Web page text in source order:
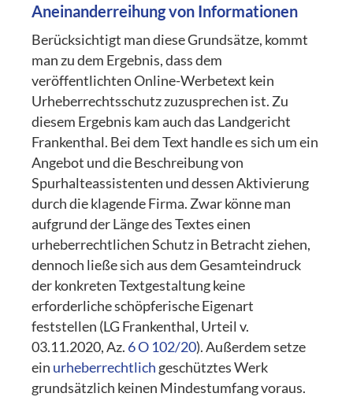
Aneinanderreihung von Informationen
Berücksichtigt man diese Grundsätze, kommt
man zu dem Ergebnis, dass dem
veröffentlichten Online-Werbetext kein
Urheberrechtsschutz zuzusprechen ist. Zu
diesem Ergebnis kam auch das Landgericht
Frankenthal. Bei dem Text handle es sich um ein
Angebot und die Beschreibung von
Spurhalteassistenten und dessen Aktivierung
durch die klagende Firma. Zwar könne man
aufgrund der Länge des Textes einen
urheberrechtlichen Schutz in Betracht ziehen,
dennoch ließe sich aus dem Gesamteindruck
der konkreten Textgestaltung keine
erforderliche schöpferische Eigenart
feststellen (LG Frankenthal, Urteil v.
03.11.2020, Az. 6 O 102/20). Außerdem setze
ein urheberrechtlich geschütztes Werk
grundsätzlich keinen Mindestumfang voraus.